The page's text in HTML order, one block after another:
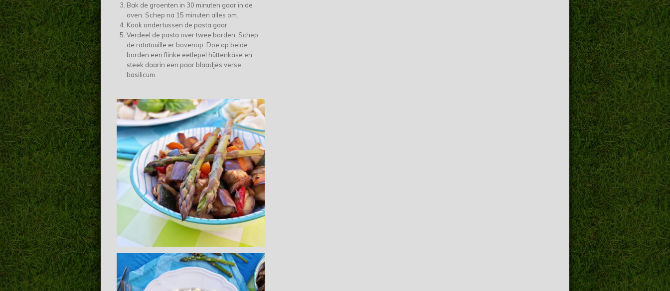
Bak de groenten in 30 minuten gaar in de
oven. Schep na 15 minuten alles om.
Kook ondertussen de pasta gaar.
Verdeel de pasta over twee borden. Schep
de ratatouille er bovenop. Doe op beide
borden een flinke eetlepel hüttenkäse en
steek daarin een paar blaadjes verse
basilicum.